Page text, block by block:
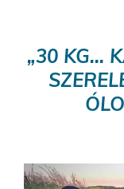
„30 KG…